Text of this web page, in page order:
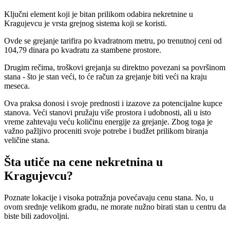
Ključni element koji je bitan prilikom odabira nekretnine u
Kragujevcu je vrsta grejnog sistema koji se koristi.
Ovde se grejanje tarifira po kvadratnom metru, po trenutnoj ceni od
104,79 dinara po kvadratu za stambene prostore.
Drugim rečima, troškovi grejanja su direktno povezani sa površinom
stana - što je stan veći, to će račun za grejanje biti veći na kraju
meseca.
Ova praksa donosi i svoje prednosti i izazove za potencijalne kupce
stanova. Veći stanovi pružaju više prostora i udobnosti, ali u isto
vreme zahtevaju veću količinu energije za grejanje. Zbog toga je
važno pažljivo proceniti svoje potrebe i budžet prilikom biranja
veličine stana.
Šta utiče na cene nekretnina u
Kragujevcu?
Poznate lokacije i visoka potražnja povećavaju cenu stana. No, u
ovom srednje velikom gradu, ne morate nužno birati stan u centru da
biste bili zadovoljni.